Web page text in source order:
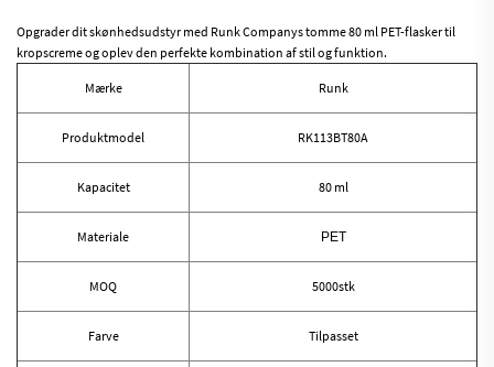
Opgrader dit skønhedsudstyr med Runk Companys tomme 80 ml PET-flasker til
kropscreme og oplev den perfekte kombination af stil og funktion.
Mærke Runk
Produktmodel RK113BT80A
Kapacitet 80 ml
Materiale PET
MOQ 5000stk
Farve Tilpasset